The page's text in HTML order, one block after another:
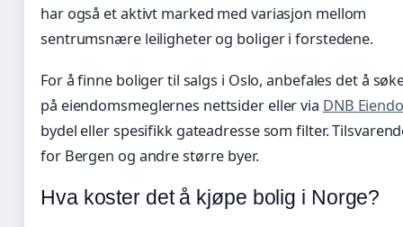
har også et aktivt marked med variasjon mellom
sentrumsnære leiligheter og boliger i forstedene.
For å finne boliger til salgs i Oslo, anbefales det å
på eiendomsmeglernes nettsider eller via DNB
bydel eller spesifikk gateadresse som filter.
for Bergen og andre større byer.
Hva koster det å kjøpe bolig i Norge?